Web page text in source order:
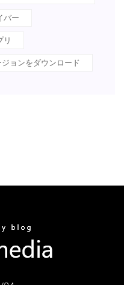
バー
リ
ョンをダウンロード